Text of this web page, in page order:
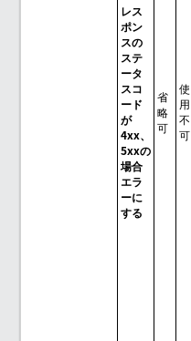
レス
ポン
スの
ステ
ータ
スコ
ード
が
4xx、
5xxの
場合
エラ
ーに
する
省
略
可
使
用
不
可